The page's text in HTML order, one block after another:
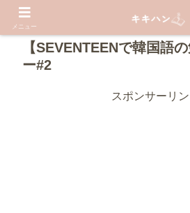
PR
【SEVENTEENで韓国語
ー#2
スポンサーリン
メニュー